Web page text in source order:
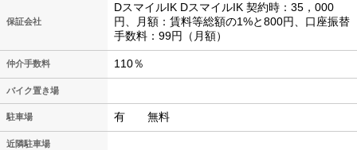
保証会社
DスマイルIK DスマイルIK 契約時：35，000
円、月額：賃料等総額の1%と800円、口座振替
手数料：99円（月額）
仲介手数料 110％
バイク置き場
駐車場 有 無料
近隣駐車場